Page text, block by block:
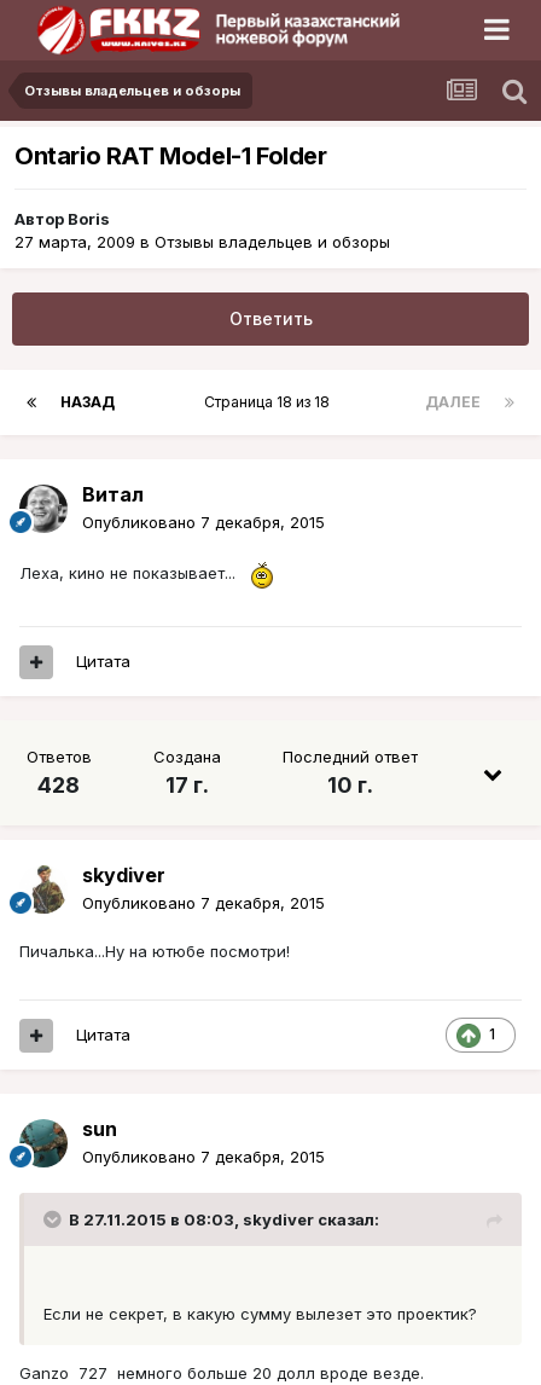
Отзывы владельцев и обзоры
Ontario RAT Model-1 Folder
Автор Boris
27 марта, 2009 в Отзывы владельцев и обзоры
Ответить
НАЗАД ДАЛЕЕ
Страница 18 из 18
Витал
Опубликовано 7 декабря, 2015
Леха, кино не показывает...
Цитата
Ответов
428
Создана
17 г.
Последний ответ
10 г.
skydiver
Опубликовано 7 декабря, 2015
Пичалька...Ну на ютюбе посмотри!
1
Цитата
sun
Опубликовано 7 декабря, 2015
В 27.11.2015 в 08:03, skydiver сказал:
Если не секрет, в какую сумму вылезет это проектик?
Ganzo 727 немного больше 20 долл вроде везде.